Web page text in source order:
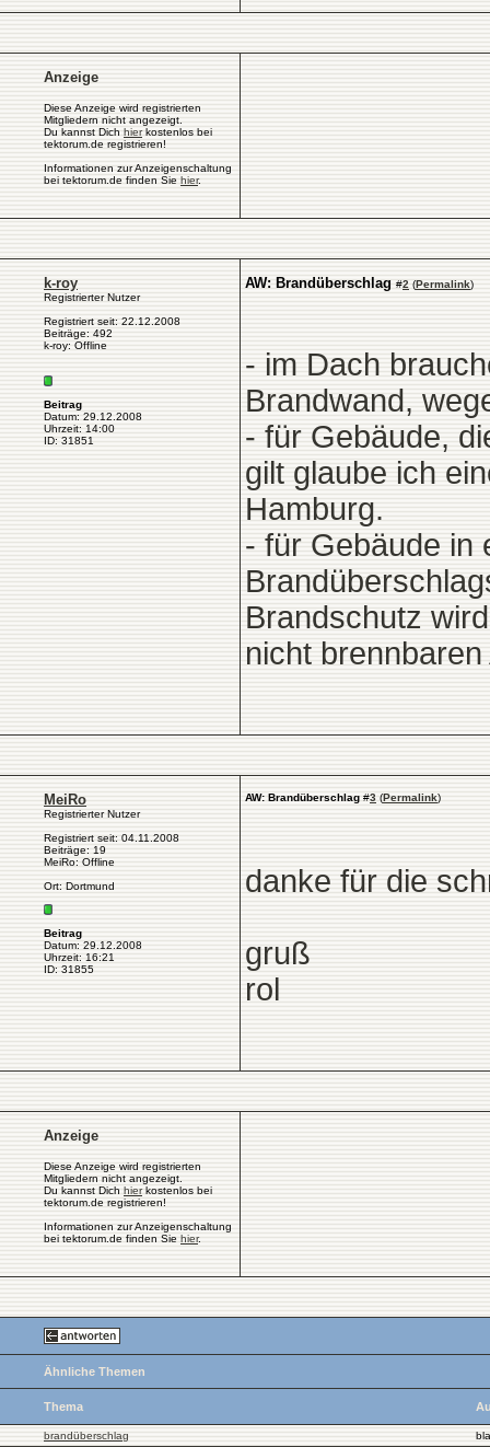
Anzeige
Diese Anzeige wird registrierten
Mitgliedern nicht angezeigt.
Du kannst Dich hierkostenlos bei
tektorum.de registrieren!
Informationen zur Anzeigenschaltung
bei tektorum.de finden Sie hier.
k-roy
Registrierter Nutzer
Registriert seit: 22.12.2008
Beiträge: 492
k-roy: Offline
Beitrag
Datum: 29.12.2008
Uhrzeit: 14:00
ID: 31851
AW: Brandüberschlag #2 (Permalink)
- im Dach
Brandwand,
- für Gebäude,
gilt glaube ich
Hamburg.
- für Gebäude in
Brandschutz
nicht
MeiRo
Registrierter Nutzer
Registriert seit: 04.11.2008
Beiträge: 19
MeiRo: Offline
Ort: Dortmund
Beitrag
Datum: 29.12.2008
Uhrzeit: 16:21
ID: 31855
AW: Brandüberschlag #3 (Permalink)
danke für die
gruß
rol
Anzeige
Diese Anzeige wird registrierten
Mitgliedern nicht angezeigt.
Du kannst Dich hierkostenlos bei
tektorum.de registrieren!
Informationen zur Anzeigenschaltung
bei tektorum.de finden Sie hier.
Ähnliche Themen
Thema
brandüberschlag